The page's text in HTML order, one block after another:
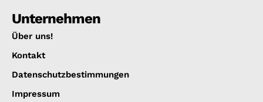
Unternehmen
Über uns!
Kontakt
Datenschutzbestimmungen
Impressum